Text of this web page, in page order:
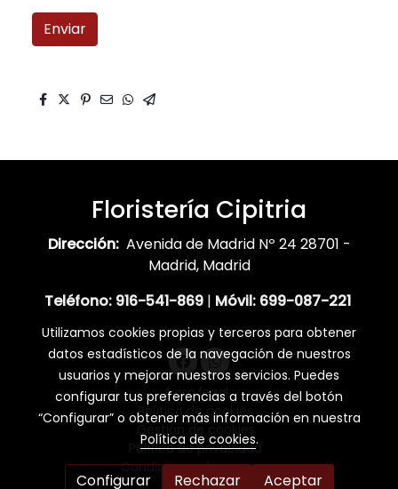
Enviar
Floristería Cipitria
Dirección: Avenida de Madrid Nº 24 28701 -
Madrid, Madrid
Teléfono: 916-541-869| Móvil: 699-087-221
Aviso legal
Política de cookies
Gestión de cookies
Política de privacidad
Condiciones de compra
Utilizamos cookies propias y terceros para obtener
datos estadísticos de la navegación de nuestros
usuarios y mejorar nuestros servicios. Puedes
configurar tus preferencias a través del botón
“Configurar” o obtener más información en nuestra
Política de cookies.
Configurar Rechazar Aceptar